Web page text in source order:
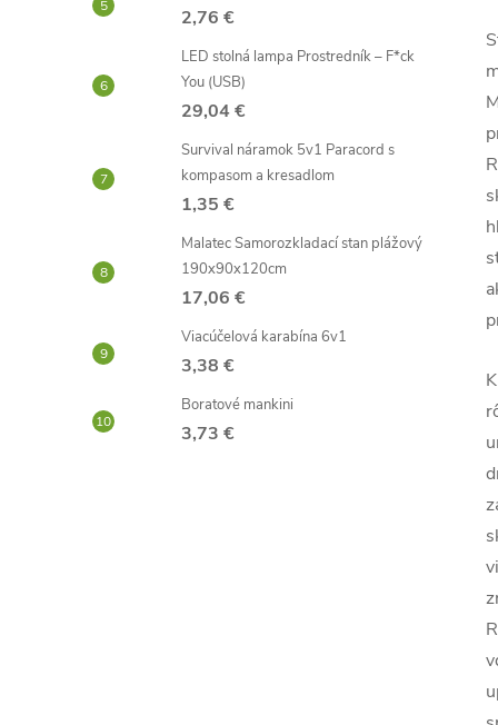
2,76 €
LED stolná lampa Prostredník – F*ck
You (USB)
29,04 €
Survival náramok 5v1 Paracord s
kompasom a kresadlom
1,35 €
Malatec Samorozkladací stan plážový
190x90x120cm
17,06 €
Viacúčelová karabína 6v1
3,38 €
Boratové mankini
3,73 €